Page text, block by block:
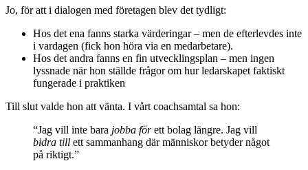
Jo, för att i dialogen med företagen blev det tydligt:
Hos det ena fanns starka värderingar – men de efterlevdes inte
i vardagen (fick hon höra via en medarbetare).
Hos det andra fanns en fin utvecklingsplan – men ingen
lyssnade när hon ställde frågor om hur ledarskapet faktiskt
fungerade i praktiken
Till slut valde hon att vänta. I vårt coachsamtal sa hon:
“Jag vill inte bara jobba förett bolag längre. Jag vill
bidra till ett sammanhang där människor betyder något
på riktigt.”